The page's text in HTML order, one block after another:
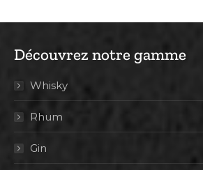
Découvrez notre gamme
Whisky
Rhum
Gin